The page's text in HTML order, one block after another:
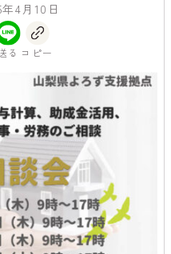
4月10日
る コピー